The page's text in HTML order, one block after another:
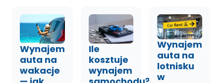
Wynajem
auta na
wakacje
Ile
kosztuje
wynajem
Wynajem
auta na
lotnisku
w